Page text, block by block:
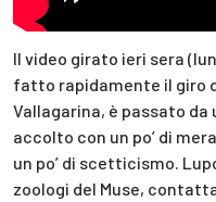
Il video girato ieri sera
fatto rapidamente il giro
Vallagarina, è passato da
accolto con un po’ di
un po’ di scetticismo.
zoologi del Muse,